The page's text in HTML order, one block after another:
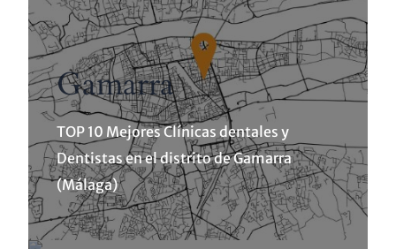
Gamarra
TOP 10 Mejores Clínicas dentales y
Dentistas en el distrito de Gamarra
(Málaga)